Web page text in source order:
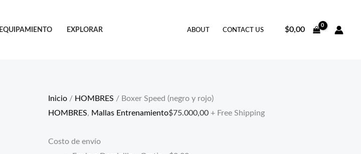
EQUIPAMIENTO EXPLORAR ABOUT CONTACT US $0,00
Inicio / HOMBRES / Boxer Speed (negro y rojo)
HOMBRES, Mallas Entrenamiento$75.000,00 + Free Shipping
Costo de envío